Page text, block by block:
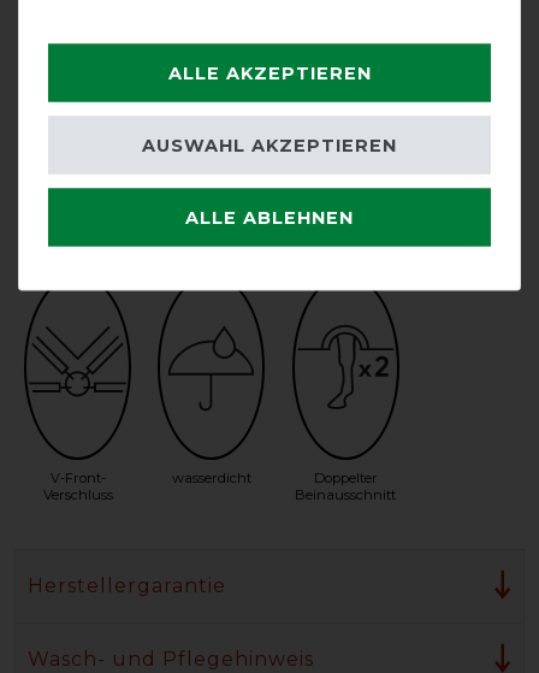
Halsteil möglich
Unterdecke
V-Front-
Verschluss
wasserdicht
Doppelter
Beinausschnitt
Herstellergarantie
Wasch- und Pflegehinweis
ALLE AKZEPTIEREN
ALLE ABLEHNEN
AUSWAHL AKZEPTIEREN